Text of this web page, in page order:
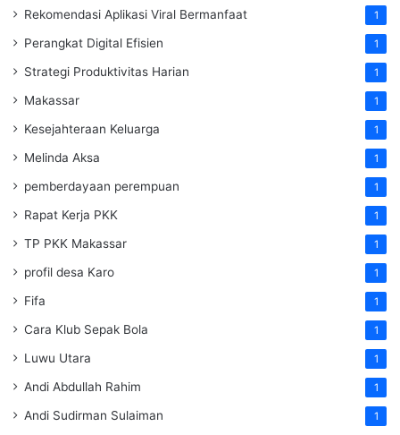
Rekomendasi Aplikasi Viral Bermanfaat 1
Perangkat Digital Efisien 1
Strategi Produktivitas Harian 1
Makassar 1
Kesejahteraan Keluarga 1
Melinda Aksa 1
pemberdayaan perempuan 1
Rapat Kerja PKK 1
TP PKK Makassar 1
profil desa Karo 1
Fifa 1
Cara Klub Sepak Bola 1
Luwu Utara 1
Andi Abdullah Rahim 1
Andi Sudirman Sulaiman 1